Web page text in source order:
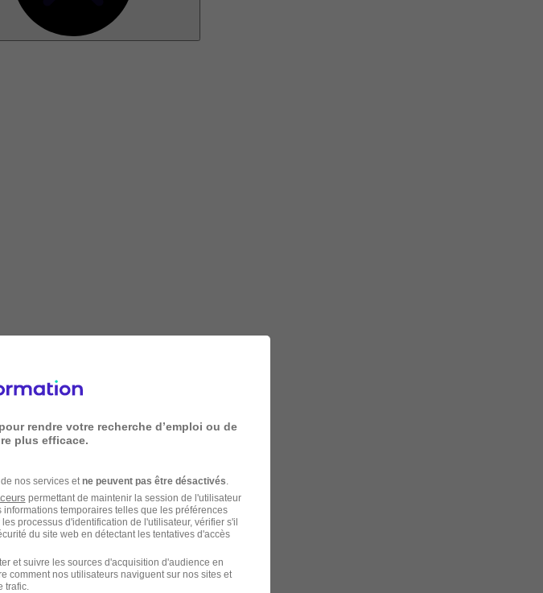
rendre votre recherche d’emploi ou de
plus efficace.
nos services et ne peuvent pas être désactivés
permettant de maintenir la session de l'utilisateur
temporaires telles que les préférences
processus d'identification de l'utilisateur, vérifier s'il
du site web en détectant les tentatives d'accès
et suivre les sources d'acquisition d'audience en
comment nos utilisateurs naviguent sur nos sites et
trafic.